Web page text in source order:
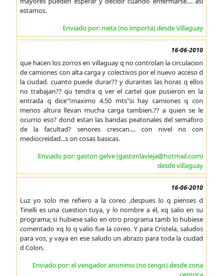
estamos.
Enviado por: nieta (no importa) desde Villaguay
16-06-2010
que hacen los zorros en villaguay q no controlan la circulacion
de camiones con alta carga y colectivos por el nuevo acceso d
la ciudad. cuanto puede durar?? y durantes las horas q ellos
no trabajan?? qu tendra q ver el cartel que pusieron en la
entrada q dice"!maximo 4.50 mts"si hay camiones q con
menos altura llevan mucha carga tambien.?? a quien se le
ocurrio eso? dond estan las bandas peatonales del semaforo
de la facultad? senores crescan.... con nivel no con
mediocreidad...s on cosas basicas.
Enviado por: gaston gelve (gastonlavieja@hotmail.com)
desde villaguay
16-06-2010
Luz yo solo me refiero a la coreo ,despues lo q pienses d
Tinelli es una cuestion tuya, y lo nombre a él, xq salio en su
programa; si hubiese salio en otro programa tamb lo hubiese
comentado xq lo q valio fue la coreo. Y para Cristela, saludos
para vos, y vaya en ese saludo un abrazo para toda la ciudad
d Colon.
Enviado por: el vengador anonimo (no tengo) desde zona